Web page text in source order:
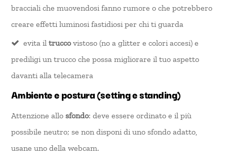
bracciali che muovendosi fanno rumore o che potrebbero
creare effetti luminosi fastidiosi per chi ti guarda
evita iltruccovistoso (no a glitter e colori accesi) e
prediligi un trucco che possa migliorare il tuo aspetto
davanti alla telecamera
Ambiente e postura (setting e standing)
Attenzione allosfondo: deve essere ordinato e il più
possibile neutro; se non disponi di uno sfondo adatto,
usane uno della webcam.